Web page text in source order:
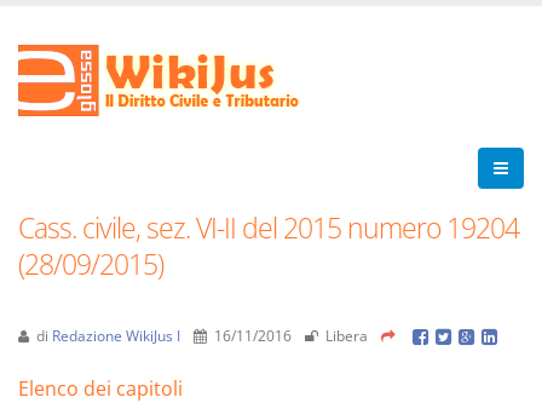
Cass. civile, sez. VI-II del 2015 numero 19204
(28/09/2015)
di Redazione WikiJus I 16/11/2016 Libera
Elenco dei capitoli